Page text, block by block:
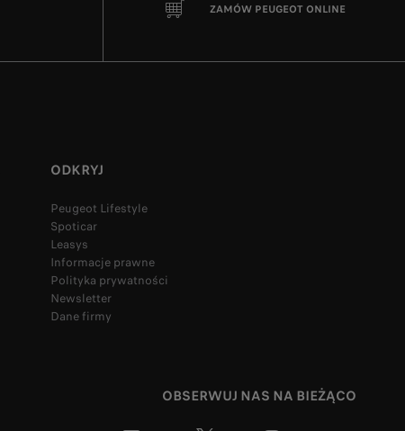
ZAMÓW PEUGEOT ONLINE
ODKRYJ
Peugeot Lifestyle
Spoticar
Leasys
Informacje prawne
Polityka prywatności
Newsletter
Dane firmy
OBSERWUJ NAS NA BIEŻĄCO